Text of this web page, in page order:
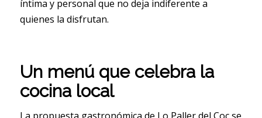
íntima y personal que no deja indiferente a
quienes la disfrutan.
Un menú que celebra la
cocina local